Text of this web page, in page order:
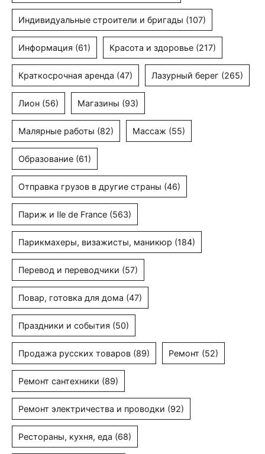
Индивидуальные строители и бригады (107)
Информация (61) Красота и здоровье (217)
Краткосрочная аренда (47) Лазурный берег (265)
Лион (56) Магазины (93)
Малярные работы (82) Массаж (55)
Образование (61)
Отправка грузов в другие страны (46)
Париж и Ile de France (563)
Парикмахеры, визажисты, маникюр (184)
Перевод и переводчики (57)
Повар, готовка для дома (47)
Праздники и события (50)
Продажа русских товаров (89) Ремонт (52)
Ремонт сантехники (89)
Ремонт электричества и проводки (92)
Рестораны, кухня, еда (68)